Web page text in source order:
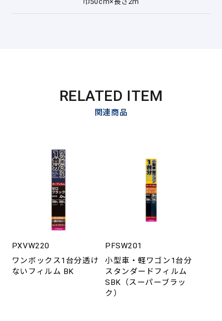
RELATED ITEM
関連商品
PXVW220
ワンボックス1台分透け
ないフィルム BK
PFSW201
小型車・軽ワゴン1台分
スタンダードフィルム
SBK（スーパーブラッ
ク）